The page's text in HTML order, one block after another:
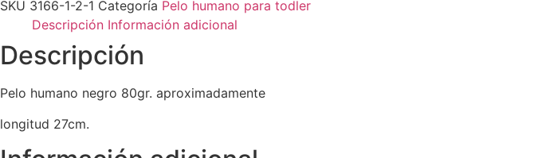
SKU 3166-1-2-1 Categoría Pelo humano para todler
Descripción Información adicional
Descripción
Pelo humano negro 80gr. aproximadamente
longitud 27cm.